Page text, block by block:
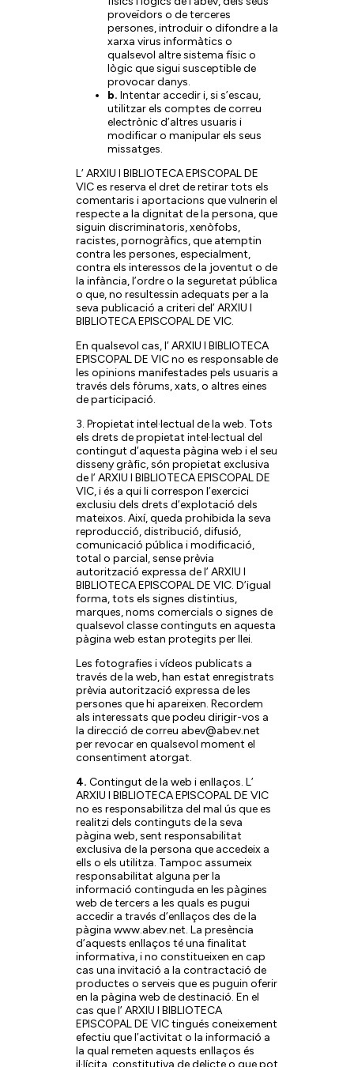
proveïdors o de terceres
persones, introduir o difondre a la
xarxa virus informàtics o
qualsevol altre sistema físic o
lògic que sigui susceptible de
provocar danys.
b. Intentar accedir i, si s’escau,
utilitzar els comptes de correu
electrònic d’altres usuaris i
modificar o manipular els seus
missatges.
L’ ARXIU I BIBLIOTECA EPISCOPAL DE
VIC es reserva el dret de retirar tots els
comentaris i aportacions que vulnerin el
respecte a la dignitat de la persona, que
siguin discriminatoris, xenòfobs,
racistes, pornogràfics, que atemptin
contra les persones, especialment,
contra els interessos de la joventut o de
la infància, l’ordre o la seguretat pública
o que, no resultessin adequats per a la
seva publicació a criteri del’ ARXIU I
BIBLIOTECA EPISCOPAL DE VIC.
En qualsevol cas, l’ ARXIU I BIBLIOTECA
EPISCOPAL DE VIC no es responsable de
les opinions manifestades pels usuaris a
través dels fòrums, xats, o altres eines
de participació.
3. Propietat intel·lectual de la web. Tots
els drets de propietat intel·lectual del
contingut d’aquesta pàgina web i el seu
disseny gràfic, són propietat exclusiva
de l’ ARXIU I BIBLIOTECA EPISCOPAL DE
VIC, i és a qui li correspon l’exercici
exclusiu dels drets d’explotació dels
mateixos. Així, queda prohibida la seva
reproducció, distribució, difusió,
comunicació pública i modificació,
total o parcial, sense prèvia
autorització expressa de l’ ARXIU I
BIBLIOTECA EPISCOPAL DE VIC. D’igual
forma, tots els signes distintius,
marques, noms comercials o signes de
qualsevol classe continguts en aquesta
pàgina web estan protegits per llei.
Les fotografies i vídeos publicats a
través de la web, han estat enregistrats
prèvia autorització expressa de les
persones que hi apareixen. Recordem
als interessats que podeu dirigir-vos a
la direcció de correu abev@abev.net
per revocar en qualsevol moment el
consentiment atorgat.
4. Contingut de la web i enllaços. L’
ARXIU I BIBLIOTECA EPISCOPAL DE VIC
no es responsabilitza del mal ús que es
realitzi dels continguts de la seva
pàgina web, sent responsabilitat
exclusiva de la persona que accedeix a
ells o els utilitza. Tampoc assumeix
responsabilitat alguna per la
informació continguda en les pàgines
web de tercers a les quals es pugui
accedir a través d’enllaços des de la
pàgina www.abev.net. La presència
d’aquests enllaços té una finalitat
informativa, i no constitueixen en cap
cas una invitació a la contractació de
productes o serveis que es puguin oferir
en la pàgina web de destinació. En el
cas que l’ ARXIU I BIBLIOTECA
EPISCOPAL DE VIC tingués coneixement
efectiu que l’activitat o la informació a
la qual remeten aquests enllaços és
il·lícita, constitutiva de delicte o que pot